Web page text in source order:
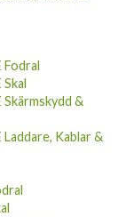
Skal
&
Kablar &
&